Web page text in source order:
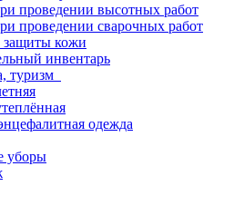
проведении высотных работ
проведении сварочных работ
защиты кожи
инвентарь
туризм
одежда
уборы